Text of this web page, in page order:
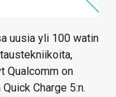
uusia yli 100 watin
Qualcomm on
Charge 5:n.